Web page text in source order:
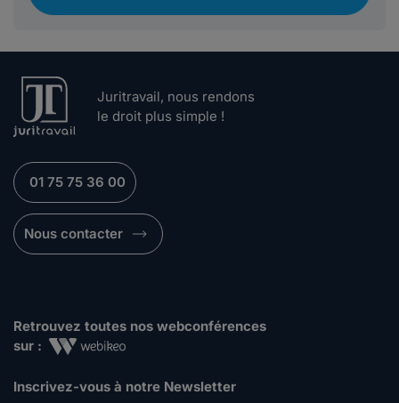
Juritravail, nous rendons
le droit plus simple !
01 75 75 36 00
Nous contacter
Retrouvez toutes nos webconférences
sur :
Inscrivez-vous à notre Newsletter